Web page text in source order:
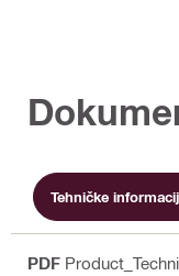
Tehničke
PDF